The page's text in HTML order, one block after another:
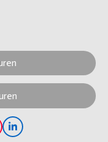
L
i